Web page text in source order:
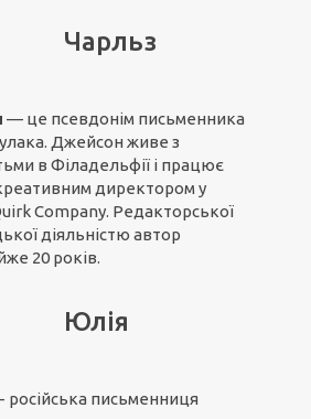
Чарльз
— це псевдонім письменника
Джейсон живе з
в Філадельфії і працює
директором у
Company. Редакторської
діяльністю автор
20 років.
Юлія
російська письменниця